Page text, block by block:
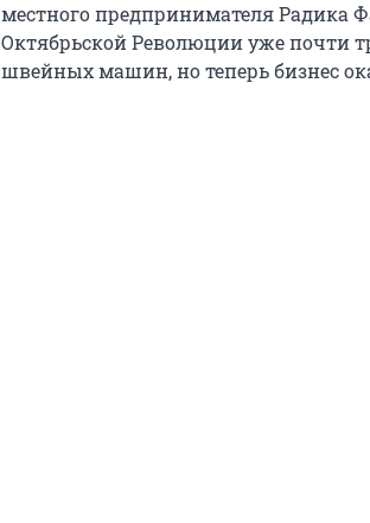
местного предпринимателя Радика
Октябрьской Революции уже почти
швейных машин, но теперь бизнес